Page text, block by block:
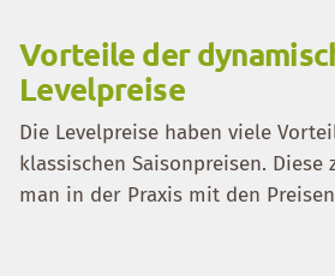
Vorteile der
Levelpreise
Die Levelpreise haben viele
klassischen Saisonpreisen. Diese
man in der Praxis mit den